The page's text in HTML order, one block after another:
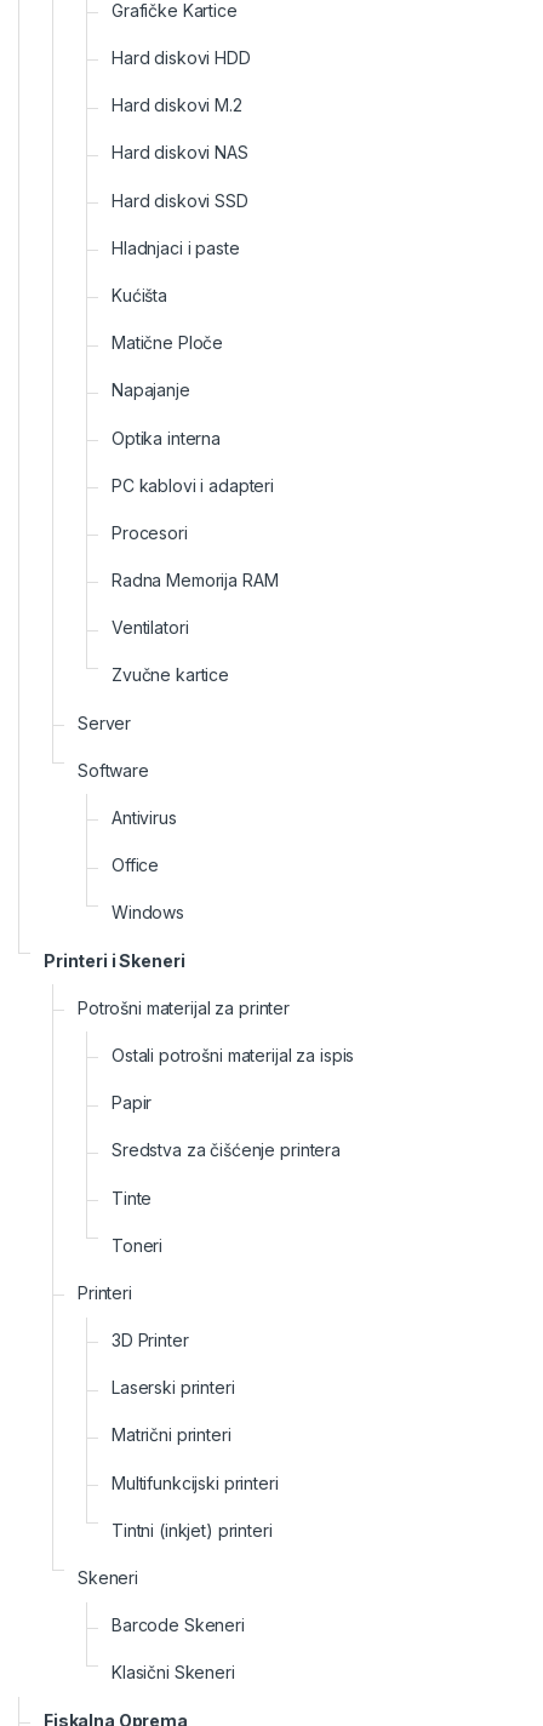
Grafičke Kartice
Hard diskovi HDD
Hard diskovi M.2
Hard diskovi NAS
Hard diskovi SSD
Hladnjaci i paste
Kućišta
Matične Ploče
Napajanje
Optika interna
PC kablovi i adapteri
Procesori
Radna Memorija RAM
Ventilatori
Zvučne kartice
Server
Software
Antivirus
Office
Windows
Printeri i Skeneri
Potrošni materijal za printer
Ostali potrošni materijal za ispis
Papir
Sredstva za čišćenje printera
Tinte
Toneri
Printeri
3D Printer
Laserski printeri
Matrični printeri
Multifunkcijski printeri
Tintni (inkjet) printeri
Skeneri
Barcode Skeneri
Klasični Skeneri
Fiskalna Oprema